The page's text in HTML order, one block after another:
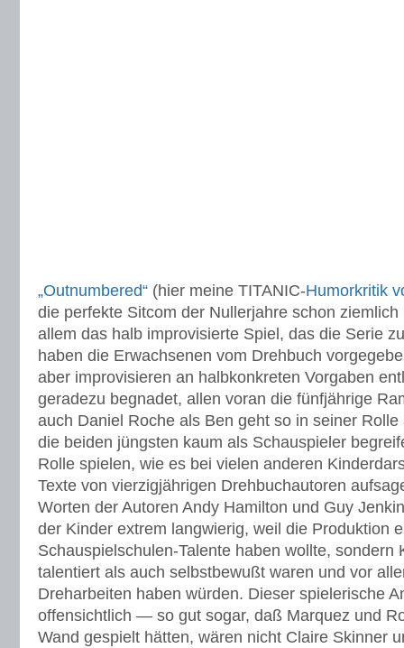
„Outnumbered“ (hier meine TITANIC-Humorkritik
die perfekte Sitcom der Nullerjahre schon
allem das halb improvisierte Spiel, das die Serie
haben die Erwachsenen vom Drehbuch
aber improvisieren an halbkonkreten Vorgaben
geradezu begnadet, allen voran die fünfjährige
auch Daniel Roche als Ben geht so in seiner
die beiden jüngsten kaum als Schauspieler
Rolle spielen, wie es bei vielen anderen
Texte von vierzigjährigen Drehbuchautoren
Worten der Autoren Andy Hamilton und Guy
der Kinder extrem langwierig, weil die Produktion
Schauspielschulen-Talente haben wollte, sondern
talentiert als auch selbstbewußt waren und vor
Dreharbeiten haben würden. Dieser spielerische
offensichtlich — so gut sogar, daß Marquez und
Wand gespielt hätten, wären nicht Claire Skinner